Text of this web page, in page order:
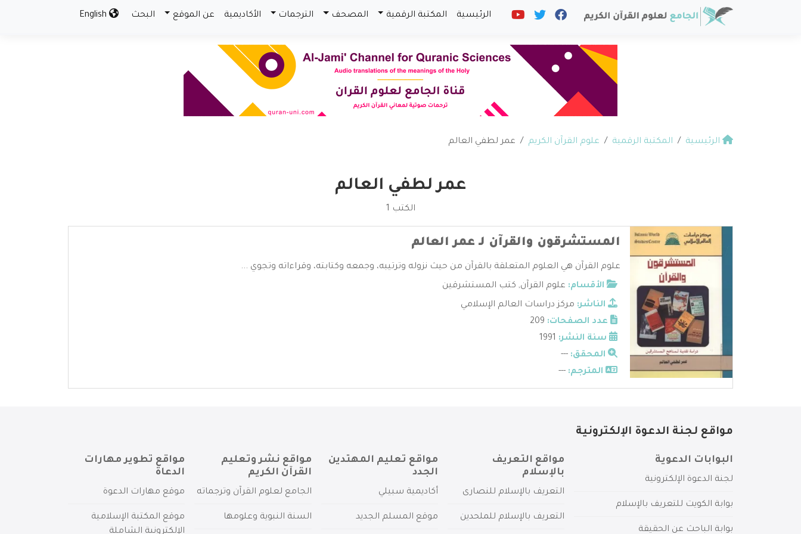
الرئيسية المكتبة الرقمية المصحف الترجمات الأكاديمية عن الموقع البحث
الرئيسية المكتبة الرقمية علوم القرآن الكريم عمر لطفي العالم
عمر لطفي العالم
الكتب 1
المستشرقون والقرآن لـ عمر العالم
علوم القرآن هي العلوم المتعلقة بالقرآن من حيث نزوله وترتيبه، وجمعه وكتابته، وقراءاته وتجوي ...
الأقسام: علوم القرآن, كتب المستشرقين
الناشر: مركز دراسات العالم الإسلامي
عدد الصفحات:
سنة النشر:
المحقق: ---
المترجم: ---
مواقع لجنة الدعوة الإلكترونية
البوابات الدعوية
لجنة الدعوة الإلكترونية
بوابة الكويت للتعريف بالإسلام
بوابة الباحث عن الحقيقة
مواقع التعريف
بالإسلام
التعريف بالإسلام للنصارى
التعريف بالإسلام للملحدين
مواقع تعليم المهتدين
الجدد
أكاديمية سبيلي
موقع المسلم الجديد
مواقع نشر وتعليم
القرآن الكريم
الجامع لعلوم القرآن وترجماته
السنة النبوية وعلومها
مواقع تطوير مهارات
الدعاة
موقع مهارات الدعوة
موقع المكتبة الإسلامية
الإلكترونية الشاملة